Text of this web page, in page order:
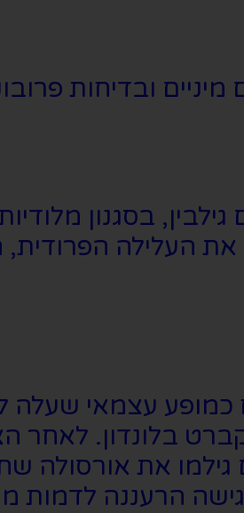
בסגנון
העלילה
בלונדון.
את אורסולה
הרעננה לדמות